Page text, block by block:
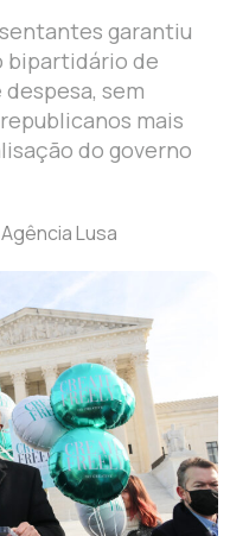
garantiu
bipartidário de
sem
mais
do governo
Agência Lusa